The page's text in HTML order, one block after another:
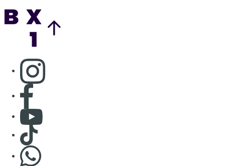
Consulter page Instagram
Consulter page Facebook
Consulter Youtube
Consulter TikTok